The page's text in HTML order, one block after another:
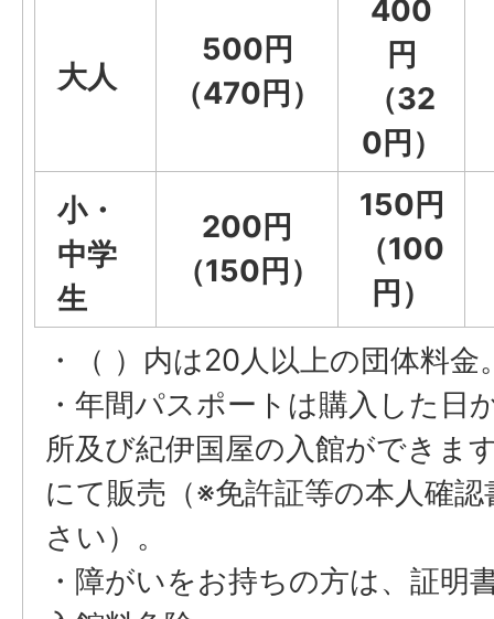
大人
500円
（470円）
400
円
（32
0円）
小・
中学
生
200円
（150円）
150円
（100
円）
・（ ）内は20人以上の団体料金
・年間パスポートは購入した日
所及び紀伊国屋の入館ができま
にて販売（※免許証等の本人確
さい）。
・障がいをお持ちの方は、証明